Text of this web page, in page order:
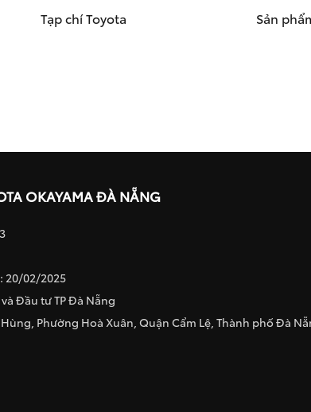
Tạp chí Toyota
Sản
OKAYAMA ĐÀ NẴNG
20/02/2025
Đầu tư TP Đà Nẵng
Phường Hoà Xuân, Quận Cẩm Lệ, Thành phố Đà